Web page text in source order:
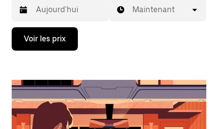
Appuyez
la
bas
ouvrir
le
calendrier
Maintenant
Voir les prix